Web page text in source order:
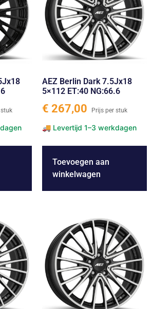
AEZ Berlin Dark 7.5Jx18
5×112 ET:40 NG:66.6
€ 267,00
Toevoegen aan
winkelwagen